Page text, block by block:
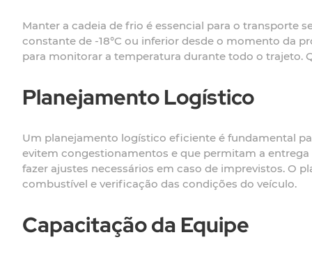
Manter a cadeia de frio é essencial para o transporte
constante de -18°C ou inferior desde o momento da
para monitorar a temperatura durante todo o trajeto.
Planejamento Logístico
Um planejamento logístico eficiente é fundamental
evitem congestionamentos e que permitam a
fazer ajustes necessários em caso de imprevistos. O
combustível e verificação das condições do veículo.
Capacitação da Equipe